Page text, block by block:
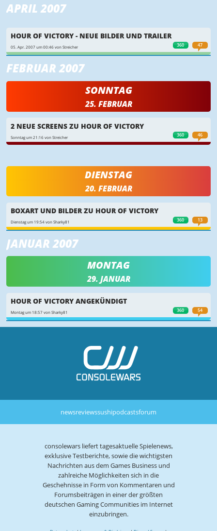
APRIL 2007
360 47
HOUR OF VICTORY - NEUE BILDER UND TRAILER
05. Apr. 2007 um 00:46 von Streicher
FEBRUAR 2007
SONNTAG
25. FEBRUAR
360 46
2 NEUE SCREENS ZU HOUR OF VICTORY
Sonntag um 21:16 von Streicher
DIENSTAG
20. FEBRUAR
360 13
BOXART UND BILDER ZU HOUR OF VICTORY
Dienstag um 19:54 von Sharky81
JANUAR 2007
MONTAG
29. JANUAR
360 54
HOUR OF VICTORY ANGEKÜNDIGT
Montag um 18:57 von Sharky81
newsreviewssushipodcastsforum
consolewars liefert tagesaktuelle Spielenews,
exklusive Testberichte, sowie die wichtigsten
Nachrichten aus dem Games Business und
zahlreiche Möglichkeiten sich in die
Geschehnisse in Form von Kommentaren und
Forumsbeiträgen in einer der größten
deutschen Gaming Communities im Internet
einzubringen.